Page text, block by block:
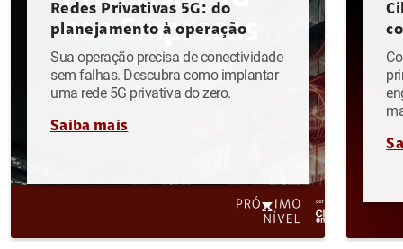
Redes Privativas 5G: do
planejamento à operação
Sua operação precisa de conectividade
sem falhas. Descubra como implantar
uma rede 5G privativa do zero.
Saiba mais